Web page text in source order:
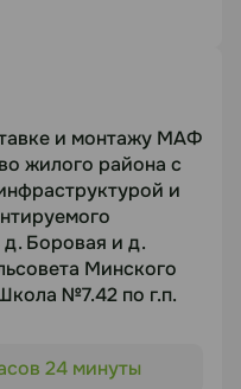
и монтажу МАФ
жилого района с
и
Боровая и д.
Минского
№7.42 по г.п.
24 минуты